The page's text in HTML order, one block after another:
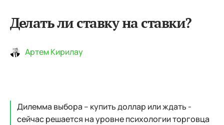
Делать ли ставку на ставки?
Артем Кирилау
Дилемма выбора – купить доллар или ждать -
сейчас решается на уровне психологии торговца